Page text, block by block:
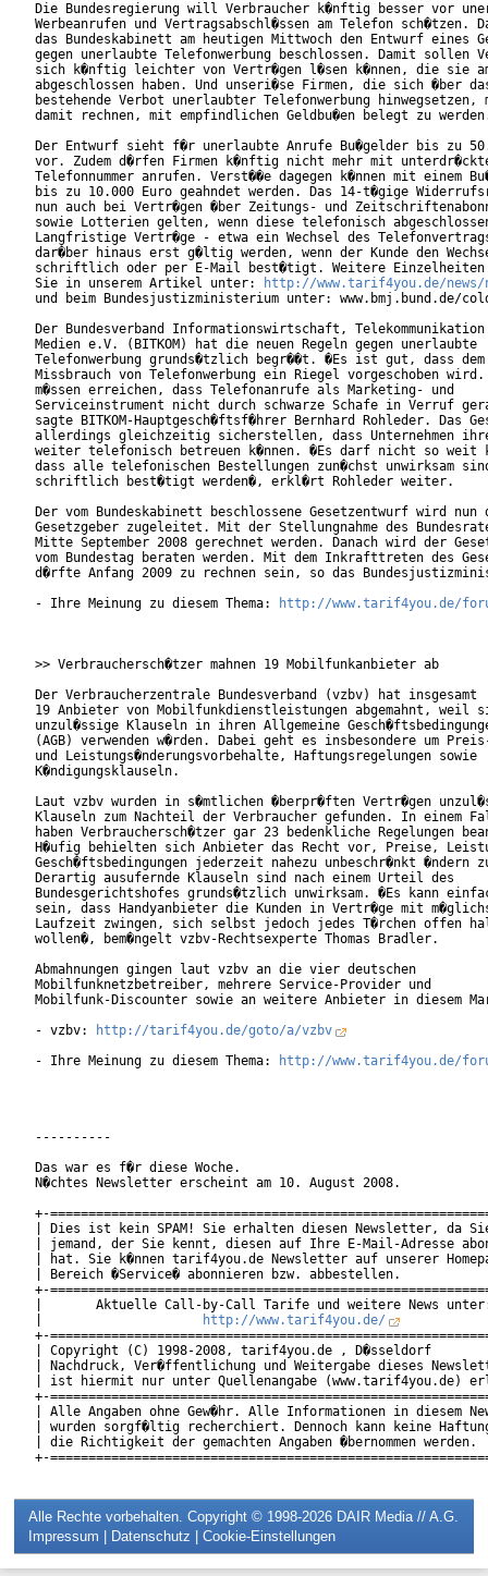
Die Bundesregierung will Verbraucher k�nftig besser vor
Werbeanrufen und Vertragsabschl�ssen am Telefon sch�tzen.
das Bundeskabinett am heutigen Mittwoch den Entwurf eines
gegen unerlaubte Telefonwerbung beschlossen. Damit sollen
sich k�nftig leichter von Vertr�gen l�sen k�nnen, die sie
abgeschlossen haben. Und unseri�se Firmen, die sich �ber
bestehende Verbot unerlaubter Telefonwerbung hinwegsetzen,
damit rechnen, mit empfindlichen Geldbu�en belegt zu
Der Entwurf sieht f�r unerlaubte Anrufe Bu�gelder bis zu
vor. Zudem d�rfen Firmen k�nftig nicht mehr mit
Telefonnummer anrufen. Verst��e dagegen k�nnen mit einem
bis zu 10.000 Euro geahndet werden. Das 14-t�gige
nun auch bei Vertr�gen �ber Zeitungs- und
sowie Lotterien gelten, wenn diese telefonisch
Langfristige Vertr�ge - etwa ein Wechsel des
dar�ber hinaus erst g�ltig werden, wenn der Kunde den
schriftlich oder per E-Mail best�tigt. Weitere Einzelheiten
Sie in unserem Artikel unter:
http://www.tarif4you.de/news/
und beim Bundesjustizministerium unter: www.bmj.bund.de/
Der Bundesverband Informationswirtschaft, Telekommunikation
Medien e.V. (BITKOM) hat die neuen Regeln gegen unerlaubte
Telefonwerbung grunds�tzlich begr��t. �Es ist gut, dass dem
Missbrauch von Telefonwerbung ein Riegel vorgeschoben
m�ssen erreichen, dass Telefonanrufe als Marketing- und
Serviceinstrument nicht durch schwarze Schafe in Verruf
sagte BITKOM-Hauptgesch�ftsf�hrer Bernhard Rohleder. Das
allerdings gleichzeitig sicherstellen, dass Unternehmen ihre
weiter telefonisch betreuen k�nnen. �Es darf nicht so weit
dass alle telefonischen Bestellungen zun�chst unwirksam
schriftlich best�tigt werden�, erkl�rt Rohleder
Der vom Bundeskabinett beschlossene Gesetzentwurf wird nun
Gesetzgeber zugeleitet. Mit der Stellungnahme des
Mitte September 2008 gerechnet werden. Danach wird der
vom Bundestag beraten werden. Mit dem Inkrafttreten des
d�rfte Anfang 2009 zu rechnen sein, so das
- Ihre Meinung zu diesem Thema:
http://www.tarif4you.de/
>> Verbrauchersch�tzer mahnen 19 Mobilfunkanbieter ab
Der Verbraucherzentrale Bundesverband (vzbv) hat insgesamt
19 Anbieter von Mobilfunkdienstleistungen abgemahnt, weil
unzul�ssige Klauseln in ihren Allgemeine
(AGB) verwenden w�rden. Dabei geht es insbesondere um
und Leistungs�nderungsvorbehalte, Haftungsregelungen sowie
K�ndigungsklauseln.
Laut vzbv wurden in s�mtlichen �berpr�ften Vertr�gen
Klauseln zum Nachteil der Verbraucher gefunden. In einem
haben Verbrauchersch�tzer gar 23 bedenkliche Regelungen
H�ufig behielten sich Anbieter das Recht vor, Preise,
Gesch�ftsbedingungen jederzeit nahezu unbeschr�nkt �ndern
Derartig ausufernde Klauseln sind nach einem Urteil des
Bundesgerichtshofes grunds�tzlich unwirksam. �Es kann
sein, dass Handyanbieter die Kunden in Vertr�ge mit
Laufzeit zwingen, sich selbst jedoch jedes T�rchen offen
wollen�, bem�ngelt vzbv-Rechtsexperte Thomas
Abmahnungen gingen laut vzbv an die vier deutschen
Mobilfunknetzbetreiber, mehrere Service-Provider und
Mobilfunk-Discounter sowie an weitere Anbieter in diesem
- vzbv:
http://tarif4you.de/goto/a/vzbv
- Ihre Meinung zu diesem Thema:
http://www.tarif4you.de/
----------
Das war es f�r diese Woche.
N�chtes Newsletter erscheint am 10. August 2008.
+-
| Dies ist kein SPAM! Sie erhalten diesen Newsletter, da
| jemand, der Sie kennt, diesen auf Ihre E-Mail-Adresse
| hat. Sie k�nnen tarif4you.de Newsletter auf unserer
| Bereich �Service� abonnieren bzw. abbestellen.
+-
|       Aktuelle Call-by-Call Tarife und weitere News
http://www.tarif4you.de/
+-
| Copyright (C) 1998-2008, tarif4you.de , D�sseldorf
| Nachdruck, Ver�ffentlichung und Weitergabe dieses
| ist hiermit nur unter Quellenangabe (www.tarif4you.de)
+-
| Alle Angaben ohne Gew�hr. Alle Informationen in diesem
| wurden sorgf�ltig recherchiert. Dennoch kann keine
| die Richtigkeit der gemachten Angaben �bernommen
Alle Rechte vorbehalten. Copyright © 1998-2026 DAIR Media // A.G.
Impressum | Datenschutz | Cookie-Einstellungen